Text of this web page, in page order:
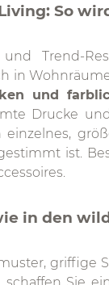
So
Trend-
in
und
Drucke
einzelnes,
ist.
in den
griffige
schaffen Sie